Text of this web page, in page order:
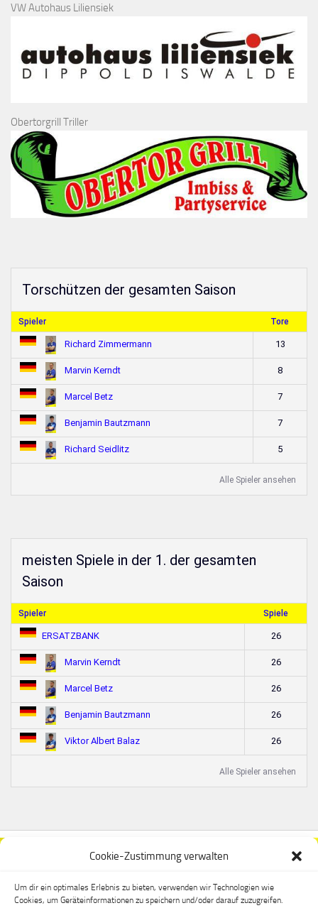
Cookie-Zustimmung verwalten
Um dir ein optimales Erlebnis zu bieten, verwenden wir Technologien wie
Cookies, um Geräteinformationen zu speichern und/oder darauf zuzugreifen.
VW Autohaus Liliensiek
Obertorgrill Triller
Torschützen der gesamten Saison
Spieler Tore
Richard Zimmermann 13
Marvin Kerndt 8
Marcel Betz 7
Benjamin Bautzmann 7
Richard Seidlitz 5
Alle Spieler ansehen
meisten Spiele in der 1. der gesamten
Saison
Spieler Spiele
ERSATZBANK 26
Marvin Kerndt 26
Marcel Betz 26
Benjamin Bautzmann 26
Viktor Albert Balaz 26
Alle Spieler ansehen